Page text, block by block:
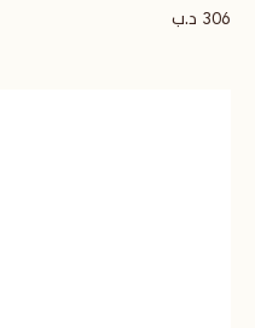
306 د.ب